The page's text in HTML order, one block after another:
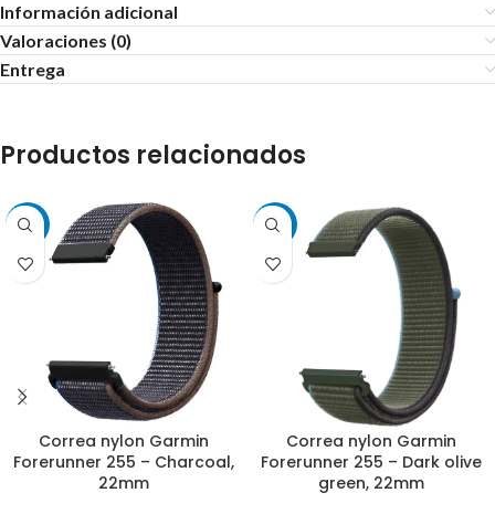
Información adicional
Valoraciones (0)
Entrega
Productos relacionados
-38%
Correa nylon Garmin
Forerunner 255 – Charcoal,
22mm
-43%
Correa nylon Garmin
Forerunner 255 – Dark olive
green, 22mm